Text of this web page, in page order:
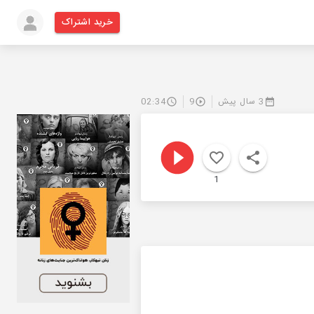
خرید اشتراک
3 سال پیش 9
02:34
1